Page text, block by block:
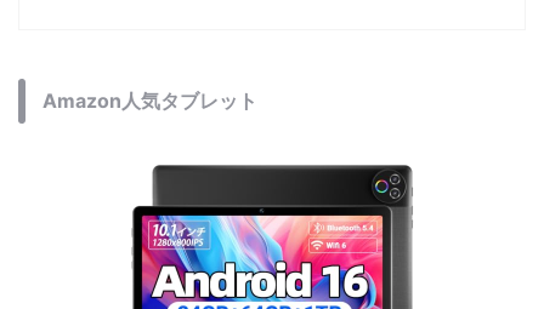
Amazon人気タブレット